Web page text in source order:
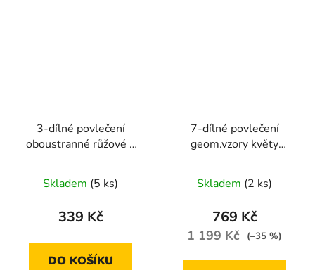
3-dílné povlečení
oboustranné růžové s
a králíkem
140X200+70X90+40X40
Skladem (5 ks)
339 Kč
DO KOŠÍKU
7-dílné povlečení
geom.vzory květy
šedá modrá 140x200
na dvě postele
Skladem (2 ks)
769 Kč
1 199 Kč (–35 %)